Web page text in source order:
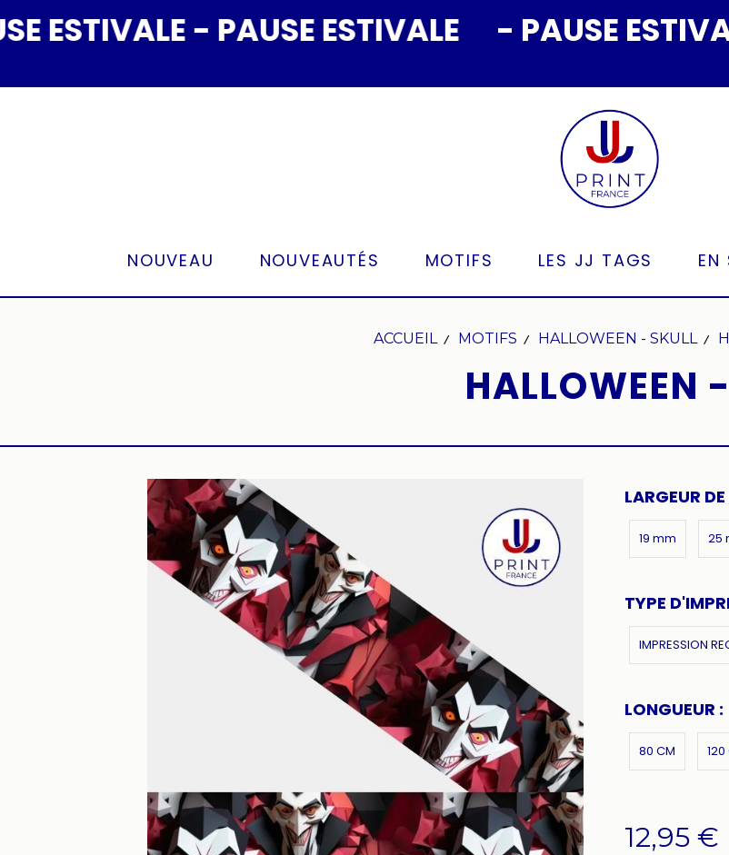
- PAUSE ESTIVALE - PAUSE ESTIVALE -
NOUVEAU NOUVEAUTÉS MOTIFS LES JJ TAGS EN
ACCUEIL MOTIFS HALLOWEEN - SKULL
HALLOWEEN
LARGEUR
19 mm 25
TYPE
IMPRESSION
LONGUEUR :
80 CM 120
12,95 €